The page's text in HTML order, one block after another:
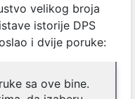
velikog broja
istorije DPS
i dvije poruke:
sa ove bine.